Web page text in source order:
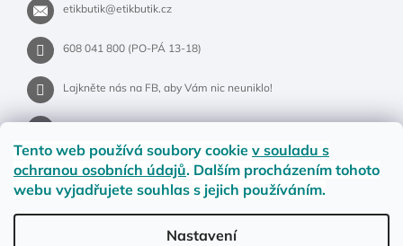
Tento web používá soubory cookie v souladu s
ochranou osobních údajů. Dalším procházením tohoto
webu vyjadřujete souhlas s jejich používáním.
Nastavení
etikbutik@etikbutik.cz
608 041 800 (PO-PÁ 13-18)
Lajkněte nás na FB, aby Vám nic neuniklo!
Jak na vrácení nebo reklamaci?